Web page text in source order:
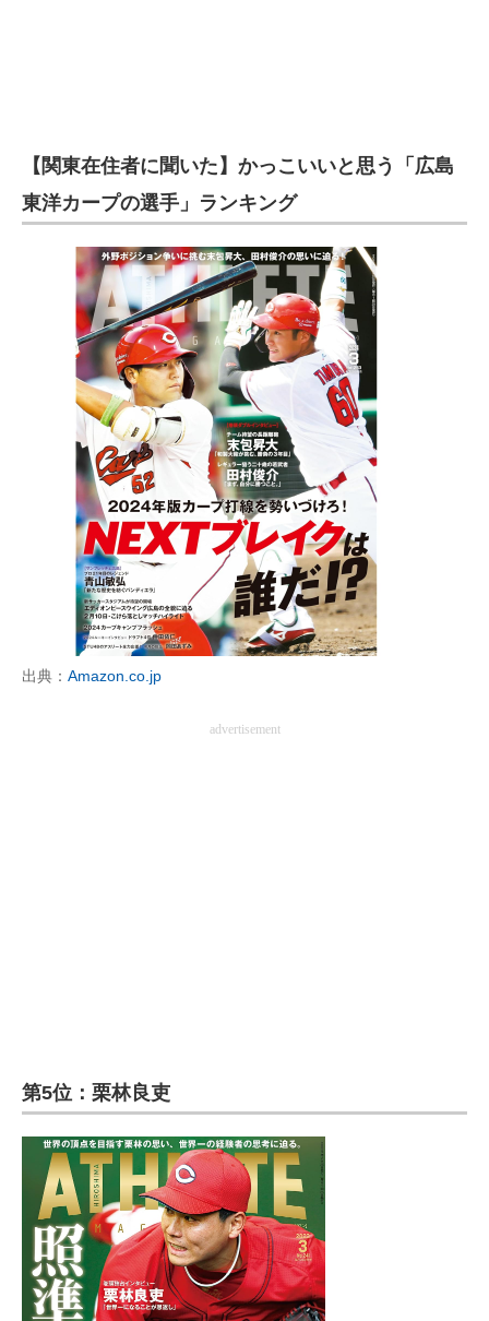
【関東在住者に聞いた】かっこいいと思う「広島
東洋カープの選手」ランキング
出典： Amazon.co.jp
advertisement
第5位：栗林良吏